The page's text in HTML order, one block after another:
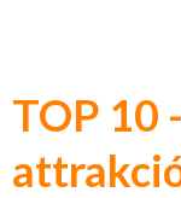
TOP 10